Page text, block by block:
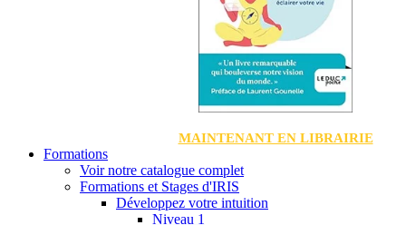
MAINTENANT EN LIBRAIRIE
Formations
Voir notre catalogue complet
Formations et Stages d'IRIS
Développez votre intuition
Niveau 1